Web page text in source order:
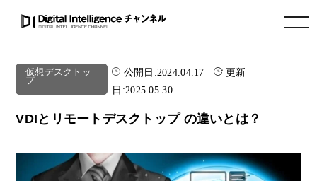
toggle navigation
仮想デスクトッ
プ
公開日:2024.04.17
更新
日:2025.05.30
VDIとリモートデスクトップ の違いとは？